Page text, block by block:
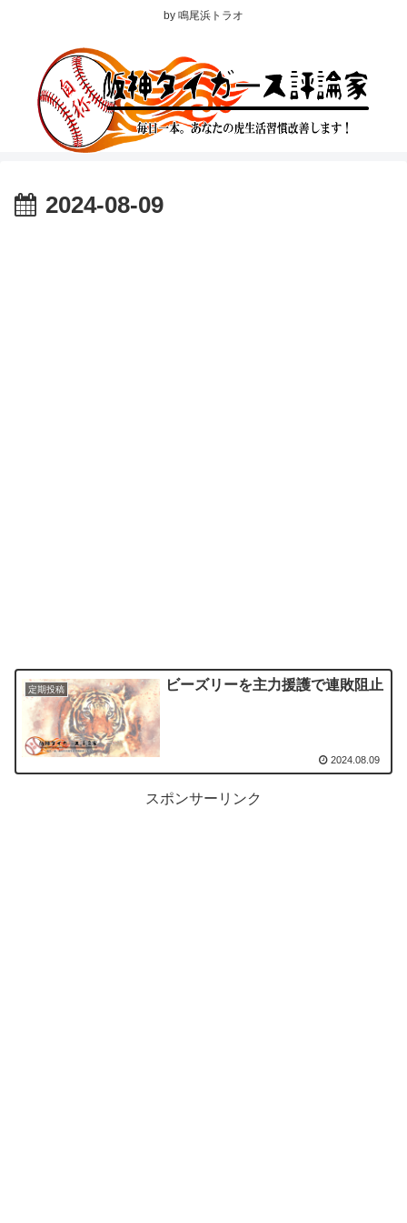
by 鳴尾浜トラオ
2024-08-09
定期投稿 ビーズリーを主力援護で連敗阻止
2024.08.09
スポンサーリンク